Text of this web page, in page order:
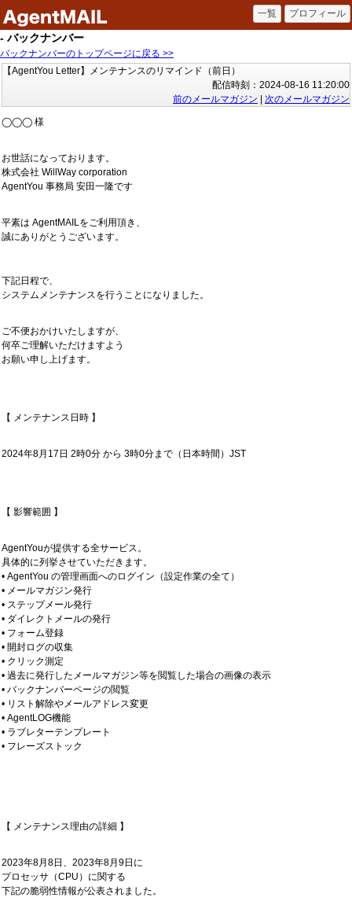
- バックナンバー
バックナンバーのトップページに戻る >>
【AgentYou Letter】メンテナンスのリマインド（前日）
配信時刻：2024-08-16 11:20:00
前のメールマガジン
次のメールマガジン
◯◯◯ 様
お世話になっております。
株式会社 WillWay corporation
AgentYou 事務局 安田一隆です
平素は AgentMAILをご利用頂き、
誠にありがとうございます。
下記日程で、
システムメンテナンスを行うことになりました。
ご不便おかけいたしますが、
何卒ご理解いただけますよう
お願い申し上げます。
【 メンテナンス日時 】
2024年8月17日 2時0分 から 3時0分まで（日本時間）JST
【 影響範囲 】
AgentYouが提供する全サービス。
具体的に列挙させていただきます。
• AgentYou の管理画面へのログイン（設定作業の全て）
• メールマガジン発行
• ステップメール発行
• ダイレクトメールの発行
• フォーム登録
• 開封ログの収集
• クリック測定
• 過去に発行したメールマガジン等を閲覧した場合の画像の表示
• バックナンバーページの閲覧
• リスト解除やメールアドレス変更
• AgentLOG機能
• ラブレターテンプレート
• フレーズストック
【 メンテナンス理由の詳細 】
2023年8月8日、2023年8月9日に
プロセッサ（CPU）に関する
下記の脆弱性情報が公表されました。